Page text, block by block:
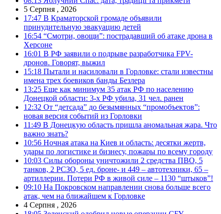
5 Серпня , 2026
17:47 В Краматорской громаде объявили
принудительную эвакуацию детей
16:54 “Смотри, овощи”: пострадавший об атаке дрона в
Херсоне
16:01 В РФ заявили о подрыве разработчика FPV-
дронов. Говорят, выжил
15:18 Пытали и насиловали в Горловке: стали известны
имена трех боевиков банды Безлера
13:25 Еще как минимум 35 атак РФ по населению
Донецкой области: 3-х РФ убила, 31 чел. ранен
12:32 От “детсада” до безымянных “промобъектов”:
новая версия событий из Горловки
11:49 В Донецкую область пришла аномальная жара. Что
важно знать?
10:56 Ночная атака на Киев и область: десятки жертв,
удары по логистике и бизнесу, пожары по всему городу
10:03 Силы обороны уничтожили 2 средства ПВО, 5
танков, 2 РСЗО, 5 ед. броне- и 449 – автотехники, 65 –
артиллерии. Потери РФ в живой силе – 1130 “штыков”!
09:10 На Покровском направлении снова больше всего
атак, чем на ближайшем к Горловке
4 Серпня , 2026